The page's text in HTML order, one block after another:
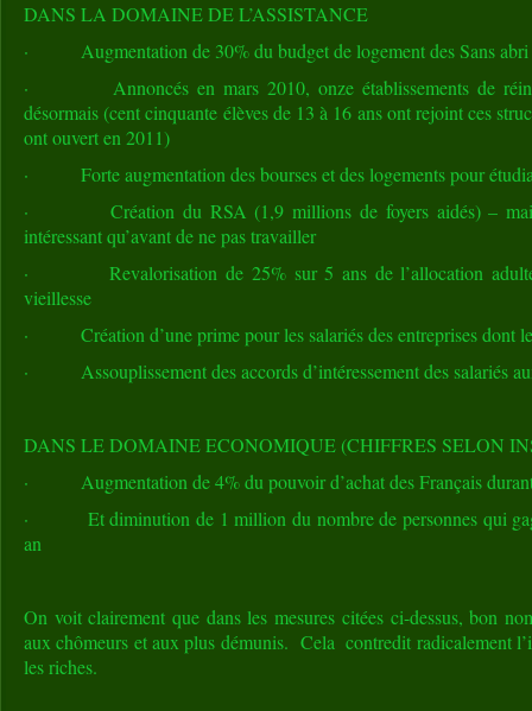
DANS LA DOMAINE DE L’ASSISTANCE
· Augmentation de 30% du budget de logement des Sans abri
· Annoncés en mars 2010, onze établissements de
désormais (cent cinquante élèves de 13 à 16 ans ont rejoint ces
ont ouvert en 2011)
· Forte augmentation des bourses et des logements pour
· Création du RSA (1,9 millions de foyers aidés) – mais
intéressant qu’avant de ne pas travailler
· Revalorisation de 25% sur 5 ans de l’allocation adulte
vieillesse
· Création d’une prime pour les salariés des entreprises dont
· Assouplissement des accords d’intéressement des salariés
DANS LE DOMAINE ECONOMIQUE (CHIFFRES SELON
· Augmentation de 4% du pouvoir d’achat des Français
· Et diminution de 1 million du nombre de personnes qui
an
On voit clairement que dans les mesures citées ci-dessus, bon
aux chômeurs et aux plus démunis. Cela contredit radicalement
les riches.